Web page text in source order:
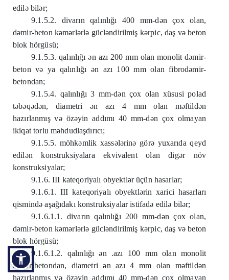
edilə bilər;
9.1.5.2. divarın qalınlığı 400 mm-dən çox olan,
dəmir-beton kəmərlərlə gücləndirilmiş kərpic, daş və beton
blok hörgüsü;
9.1.5.3. qalınlığı ən azı 200 mm olan monolit dəmir-
beton və ya qalınlığı ən azı 100 mm olan fibrodəmir-
betondan;
9.1.5.4. qalınlığı 3 mm-dən çox olan xüsusi polad
təbəqədən, diametri ən azı 4 mm olan məftildən
hazırlanmış və özəyin addımı 40 mm-dən çox olmayan
ikiqat torlu məhdudlaşdırıcı;
9.1.5.5. möhkəmlik xassələrinə görə yuxarıda qeyd
edilən konstruksiyalara ekvivalent olan digər növ
konstruksiyalar;
9.1.6. III kateqoriyalı obyektlər üçün hasarlar;
9.1.6.1. III kateqoriyalı obyektlərin xarici hasarları
qismində aşağıdakı konstruksiyalar istifadə edilə bilər;
9.1.6.1.1. divarın qalınlığı 200 mm-dən çox olan,
dəmir-beton kəmərlərlə gücləndirilmiş kərpic, daş və beton
blok hörgüsü;
9.1.6.1.2. qalınlığı ən .azı 100 mm olan monolit
dəmir-betondan, diametri ən azı 4 mm olan məftildən
hazırlanmış və özəyin addımı 40 mm-dən çox olmayan